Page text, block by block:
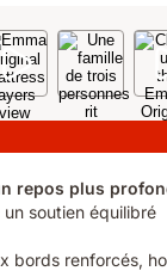
repos plus
soutien équilibré
bords renforcés,